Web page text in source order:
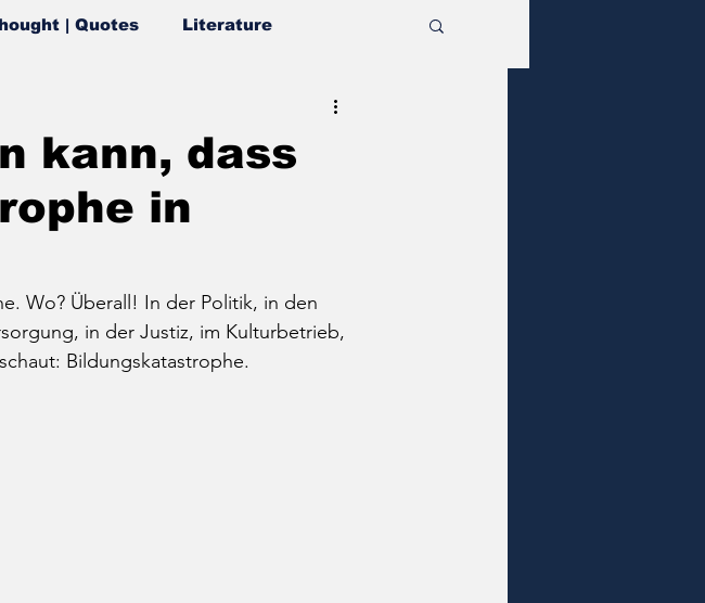
| Quotes Literature
kann, dass
in
Wo? Überall! In der Politik, in den
in der Justiz, im Kulturbetrieb,
Bildungskatastrophe.